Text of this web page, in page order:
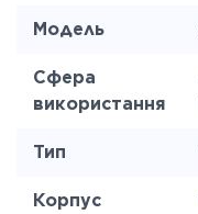
Модель
Сфера
використання
Тип
Корпус